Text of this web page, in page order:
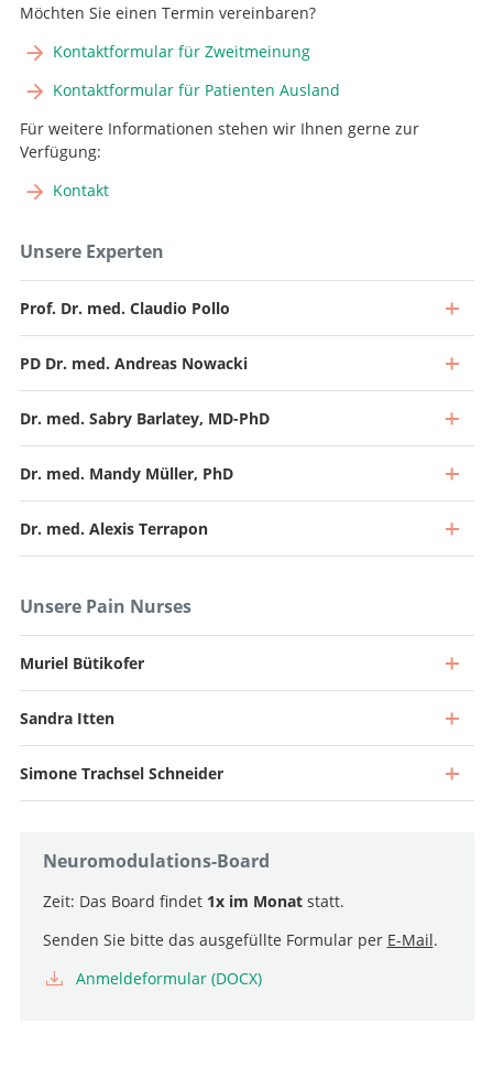
Möchten Sie einen Termin vereinbaren?
Kontaktformular für Zweitmeinung
Kontaktformular für Patienten Ausland
Für weitere Informationen stehen wir Ihnen gerne zur
Verfügung:
Kontakt
Unsere Experten
Prof. Dr. med. Claudio Pollo
Facharzt 40%, Leiter Funktionelle Neurochirurgie
PD Dr. med. Andreas Nowacki
Oberarzt
Dr. med. Sabry Barlatey, MD-PhD
Zum Profil
Dr. med. Mandy Müller, PhD
Dr. med. Alexis Terrapon
Stv. Oberarzt
Zum Profil
Unsere Pain Nurses
Muriel Bütikofer
Sandra Itten
Simone Trachsel Schneider
Neuromodulations-Board
Zeit: Das Board findet 1x im Monatstatt.
Senden Sie bitte das ausgefüllte Formular per E-Mail.
Anmeldeformular (DOCX)